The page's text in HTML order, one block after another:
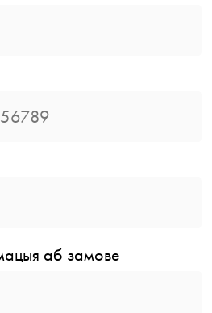
аб замове